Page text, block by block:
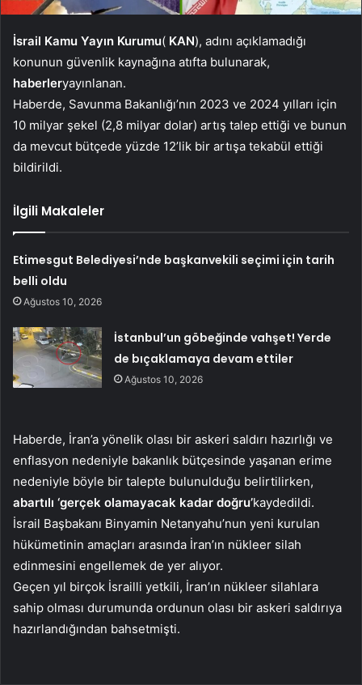
İsrail Kamu Yayın Kurumu( KAN), adını açıklamadığı
konunun güvenlik kaynağına atıfta bulunarak,
haberleryayınlanan.
Haberde, Savunma Bakanlığı’nın 2023 ve 2024 yılları için
10 milyar şekel (2,8 milyar dolar) artış talep ettiği ve bunun
da mevcut bütçede yüzde 12’lik bir artışa tekabül ettiği
bildirildi.
İlgili Makaleler
Etimesgut Belediyesi’nde başkanvekili seçimi için tarih
belli oldu
Ağustos 10, 2026
İstanbul’un göbeğinde vahşet! Yerde
de bıçaklamaya devam ettiler
Ağustos 10, 2026
Haberde, İran’a yönelik olası bir askeri saldırı hazırlığı ve
enflasyon nedeniyle bakanlık bütçesinde yaşanan erime
nedeniyle böyle bir talepte bulunulduğu belirtilirken,
abartılı ‘gerçek olamayacak kadar doğru’kaydedildi.
İsrail Başbakanı Binyamin Netanyahu’nun yeni kurulan
hükümetinin amaçları arasında İran’ın nükleer silah
edinmesini engellemek de yer alıyor.
Geçen yıl birçok İsrailli yetkili, İran’ın nükleer silahlara
sahip olması durumunda ordunun olası bir askeri saldırıya
hazırlandığından bahsetmişti.